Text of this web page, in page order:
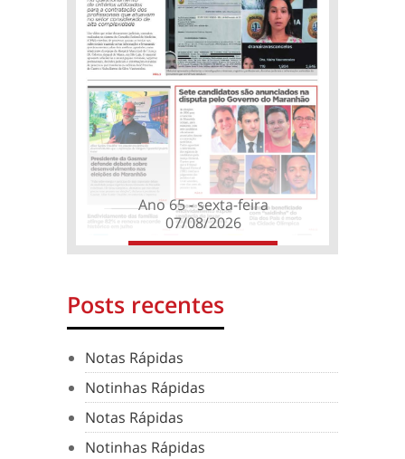
Ano 65 - sexta-feira
07/08/2026
Posts recentes
Notas Rápidas
Notinhas Rápidas
Notas Rápidas
Notinhas Rápidas